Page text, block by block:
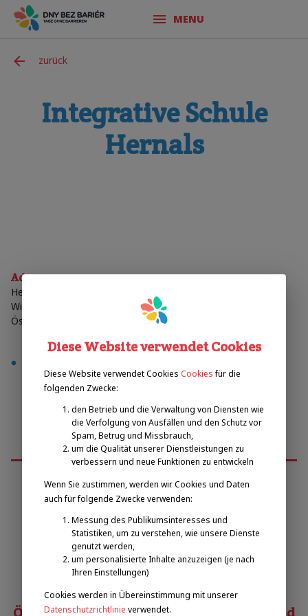
MENU
zurück
Integrative Schule
Hernals
Adresse
Hernalser Hauprstraße 220-222
Wien 17
Österreich
Emilova sportovní, z.s.
Pavel Zbožínek
zbozinek@emilova-sportovni.cz
+420 602 720 518
Diese Website verwendet Cookies
Diese Website verwendet Cookies Cookies für die
folgenden Zwecke:
den Betrieb und die Verwaltung von Diensten wie
die Verfolgung von Ausfällen und den Schutz vor
Spam, Betrug und Missbrauch,
um die Qualität unserer Dienstleistungen zu
verbessern und neue Funktionen zu entwickeln
Wenn Sie zustimmen, werden wir Cookies und Daten
auch für folgende Zwecke verwenden:
Messung des Publikumsinteresses und
Statistiken, um zu verstehen, wie unsere Dienste
genutzt werden,
um personalisierte Inhalte anzuzeigen (je nach
Ihren Einstellungen)
Cookies werden in Übereinstimmung mit unserer
Datenschutzrichtlinie verwendet.